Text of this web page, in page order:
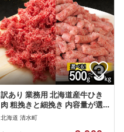
訳あり 業務用 北海道産牛ひき
肉 粗挽きと細挽き 内容量が選
べる! 牛 牛ミンチ 国産 和牛 お
肉 ひき肉 挽き肉 挽肉 牛ひき肉
北海道 清水町